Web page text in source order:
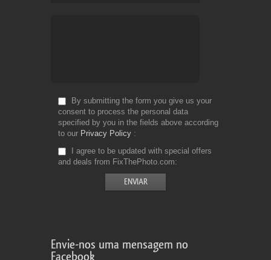
By submitting the form you give us your
consent to process the personal data
specified by you in the fields above according
to our Privacy Policy
I agree to be updated with special offers
and deals from FixThePhoto.com
Envie-nos uma mensagem no
Facebook